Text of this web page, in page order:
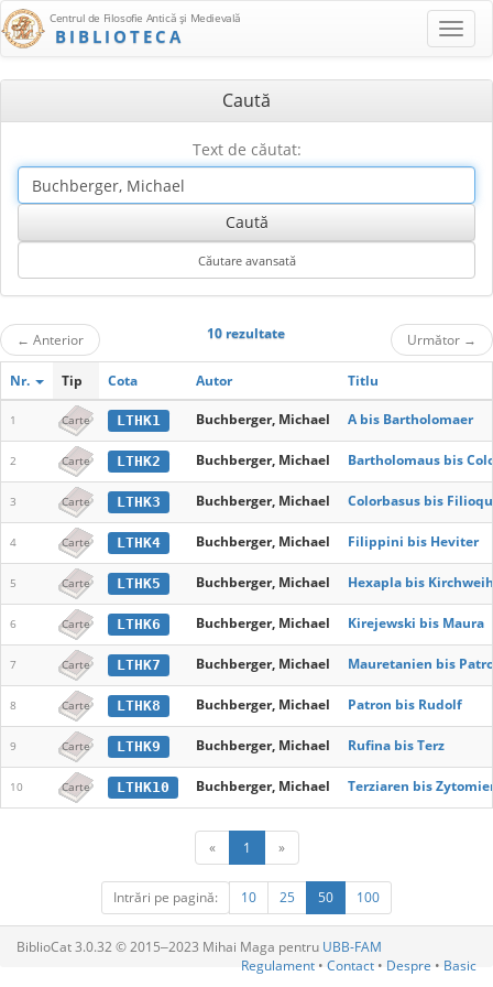
Centrul de Filosofie Antică şi Medievală
BIBLIOTECA
Caută
Text de căutat:
← Anterior 10 rezultate Următor →
Nr. Tip Cota Autor Titlu
1 Carte LTHK1 Buchberger, Michael A bis Bartholomaer
2 Carte LTHK2 Buchberger, Michael Bartholomaus bis
3 Carte LTHK3 Buchberger, Michael Colorbasus bis
4 Carte LTHK4 Buchberger, Michael Filippini bis Heviter
5 Carte LTHK5 Buchberger, Michael Hexapla bis
6 Carte LTHK6 Buchberger, Michael Kirejewski bis Maura
7 Carte LTHK7 Buchberger, Michael Mauretanien bis
8 Carte LTHK8 Buchberger, Michael Patron bis Rudolf
9 Carte LTHK9 Buchberger, Michael Rufina bis Terz
10 Carte LTHK10 Buchberger, Michael Terziaren bis
« 1 »
Intrări pe pagină: 10 25 50 100
BiblioCat 3.0.32 © 2015‒2023 Mihai Maga pentru UBB-FAM
Regulament • Contact • Despre • Basic